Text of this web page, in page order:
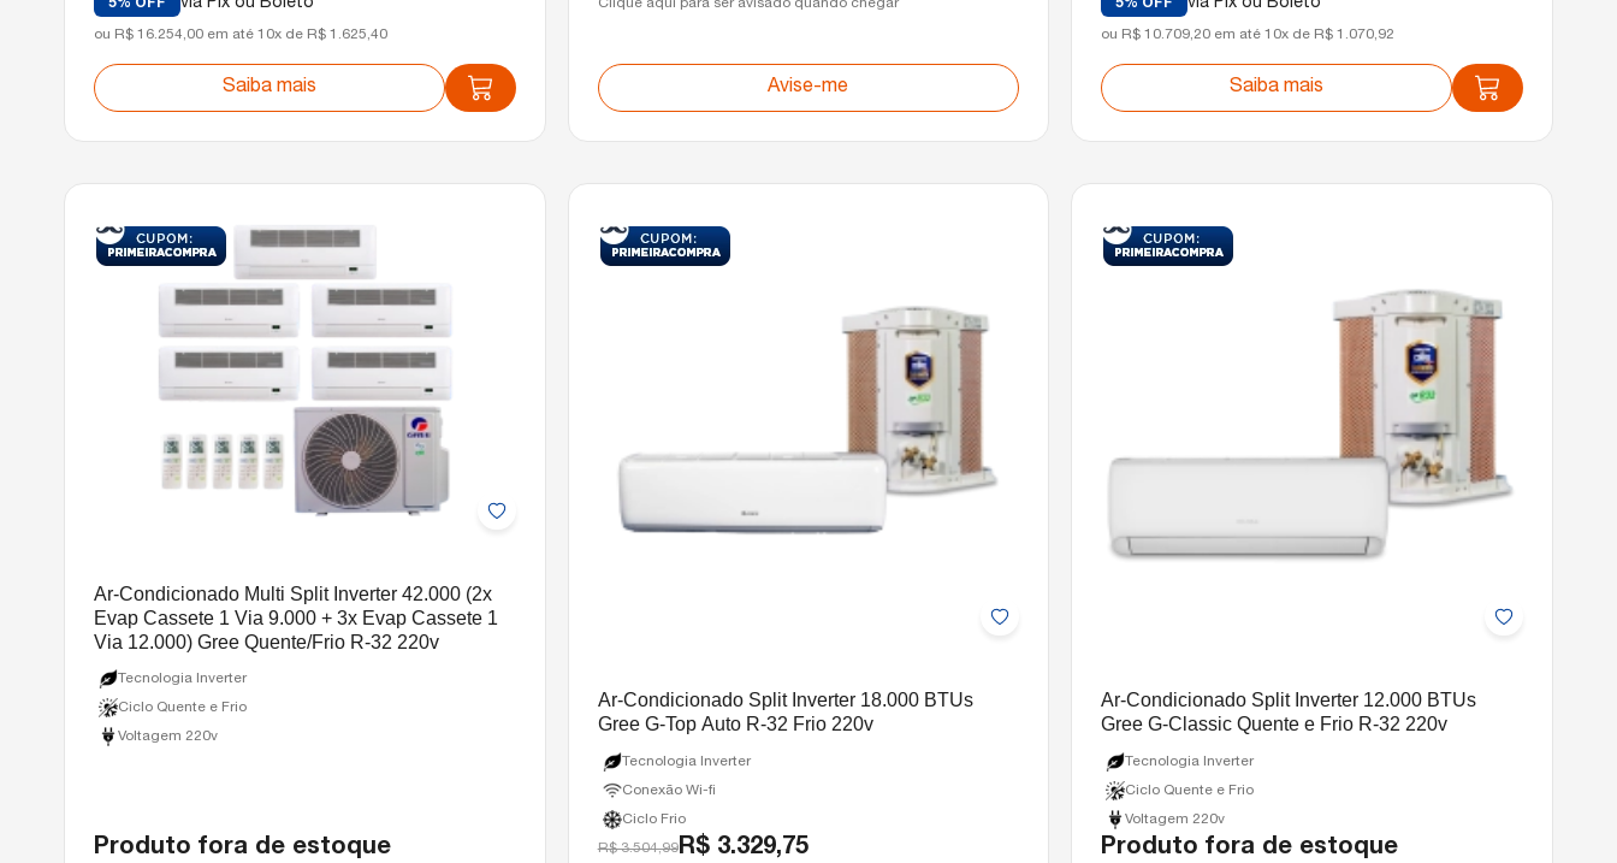
5% OFF via Pix ou Boleto
ou R$ 16.254,00 em até 10x de R$ 1.625,40
Saiba mais
Clique aqui para ser avisado quando chegar
Avise-me
5% OFF via Pix ou Boleto
ou R$ 10.709,20 em até 10x de R$ 1.070,92
Saiba mais
Ar-Condicionado Multi Split Inverter 42.000 (2x
Evap Cassete 1 Via 9.000 + 3x Evap Cassete 1
Via 12.000) Gree Quente/Frio R-32 220v
Tecnologia Inverter
Ciclo Quente e Frio
Voltagem 220v
Produto fora de estoque
Ar-Condicionado Split Inverter 18.000 BTUs
Gree G-Top Auto R-32 Frio 220v
Tecnologia Inverter
Conexão Wi-fi
Ciclo Frio
R$ 3.504,99R$ 3.329,75
Ar-Condicionado Split Inverter 12.000 BTUs
Gree G-Classic Quente e Frio R-32 220v
Tecnologia Inverter
Ciclo Quente e Frio
Voltagem 220v
Produto fora de estoque